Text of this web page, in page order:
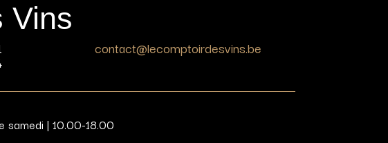
Vins
contact@lecomptoirdesvins.be
samedi | 10.00-18.00